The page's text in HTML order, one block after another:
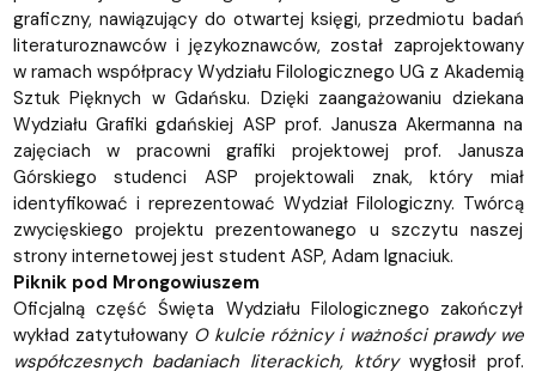
graficzny, nawiązujący do otwartej księgi, przedmiotu badań
literaturoznawców i językoznawców, został zaprojektowany
w ramach współpracy Wydziału Filologicznego UG z Akademią
Sztuk Pięknych w Gdańsku. Dzięki zaangażowaniu dziekana
Wydziału Grafiki gdańskiej ASP prof. Janusza Akermanna na
zajęciach w pracowni grafiki projektowej prof. Janusza
Górskiego studenci ASP projektowali znak, który miał
identyfikować i reprezentować Wydział Filologiczny. Twórcą
zwycięskiego projektu prezentowanego u szczytu naszej
strony internetowej jest student ASP, Adam Ignaciuk.
Piknik pod Mrongowiuszem
Oficjalną część Święta Wydziału Filologicznego zakończył
wykład zatytułowany O kulcie różnicy i ważności prawdy we
współczesnych badaniach literackich, który wygłosił prof.